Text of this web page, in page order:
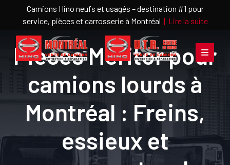
Camions Hino neufs et usagés – destination #1 pour
service, pièces et carrosserie à Montréal | Lire la suite
Pièces Meritor pour
camions lourds à
Montréal : Freins,
essieux et